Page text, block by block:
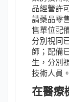
品經營許
請藥品零
售單位配
分別視同
師；配備
生，分別
技術人員。
在醫療